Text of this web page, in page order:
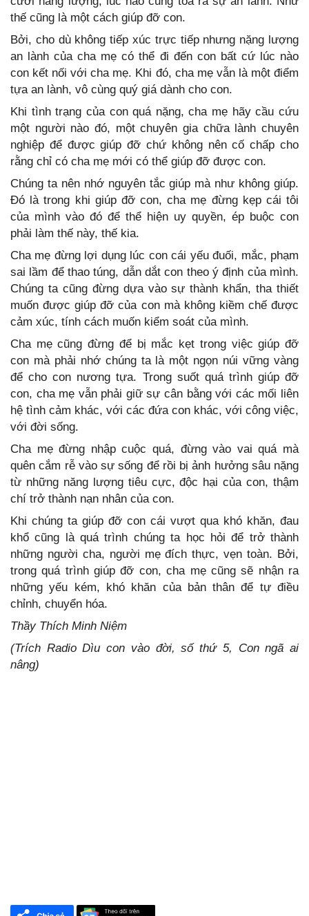
thế cũng là một cách giúp đỡ con.
Bởi, cho dù không tiếp xúc trực tiếp nhưng nặng lượng
an lành của cha mẹ có thể đi đến con bất cứ lúc nào
con kết nối với cha mẹ. Khi đó, cha mẹ vẫn là một điểm
tựa an lành, vô cùng quý giá dành cho con.
Khi tình trạng của con quá nặng, cha mẹ hãy cầu cứu
một người nào đó, một chuyên gia chữa lành chuyên
nghiệp để được giúp đỡ chứ không nên cố chấp cho
rằng chỉ có cha mẹ mới có thể giúp đỡ được con.
Chúng ta nên nhớ nguyên tắc giúp mà như không giúp.
Đó là trong khi giúp đỡ con, cha mẹ đừng kẹp cái tôi
của mình vào đó để thể hiện uy quyền, ép buộc con
phải làm thế này, thế kia.
Cha mẹ đừng lợi dụng lúc con cái yếu đuối, mắc, phạm
sai lầm để thao túng, dẫn dắt con theo ý định của mình.
Chúng ta cũng đừng dựa vào sự thành khẩn, tha thiết
muốn được giúp đỡ của con mà không kiềm chế được
cảm xúc, tính cách muốn kiểm soát của mình.
Cha mẹ cũng đừng để bị mắc kẹt trong việc giúp đỡ
con mà phải nhớ chúng ta là một ngọn núi vững vàng
để cho con nương tựa. Trong suốt quá trình giúp đỡ
con, cha mẹ vẫn phải giữ sự cân bằng với các mối liên
hệ tình cảm khác, với các đứa con khác, với công việc,
với đời sống.
Cha mẹ đừng nhập cuộc quá, đừng vào vai quá mà
quên cắm rễ vào sự sống để rồi bị ảnh hưởng sâu nặng
từ những năng lượng tiêu cực, độc hại của con, thậm
chí trở thành nạn nhân của con.
Khi chúng ta giúp đỡ con cái vượt qua khó khăn, đau
khổ cũng là quá trình chúng ta học hỏi để trở thành
những người cha, người mẹ đích thực, vẹn toàn. Bởi,
trong quá trình giúp đỡ con, cha mẹ cũng sẽ nhận ra
những yếu kém, khó khăn của bản thân để tự điều
chỉnh, chuyển hóa.
Thầy Thích Minh Niệm
(Trích Radio Dìu con vào đời, số thứ 5, Con ngã ai
nâng)